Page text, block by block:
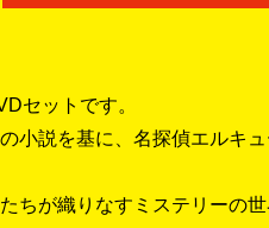
セットです。
小説を基に、名探偵エルキュ
ちが織りなすミステリーの